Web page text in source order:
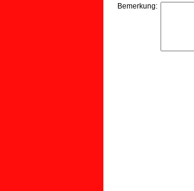
Bemerkung: